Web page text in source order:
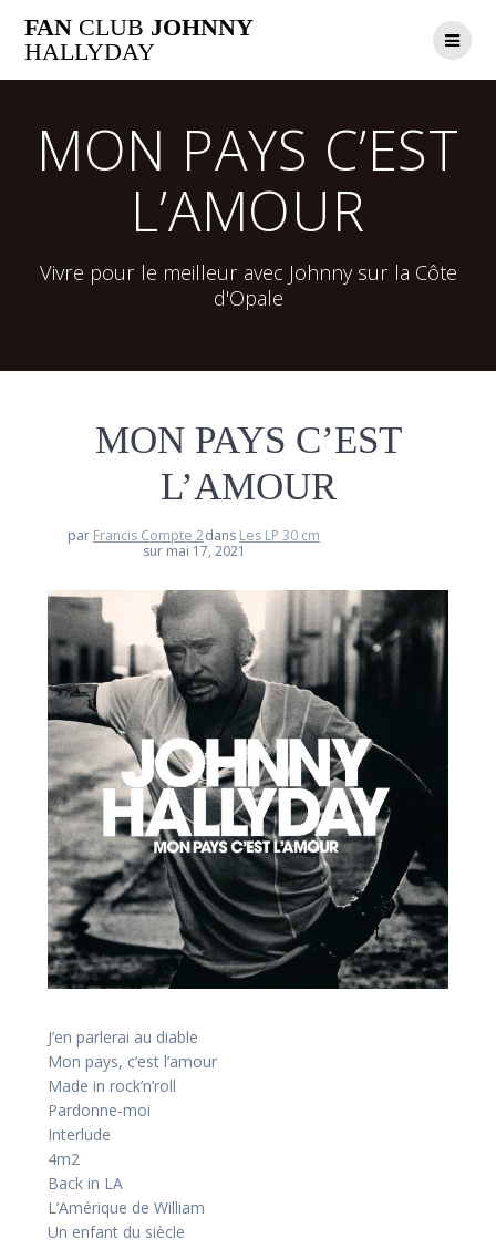
au
FAN CLUB JOHNNY
HALLYDAY
MON PAYS C’EST
L’AMOUR
Vivre pour le meilleur avec Johnny sur la Côte
d'Opale
MON PAYS C’EST
L’AMOUR
par Francis Compte 2dans Les LP 30 cm
sur mai 17, 2021
J’en parlerai au diable
Mon pays, c’est l’amour
Made in rock’n’roll
Pardonne-moi
Interlude
4m2
Back in LA
L’Amérique de William
Un enfant du siècle